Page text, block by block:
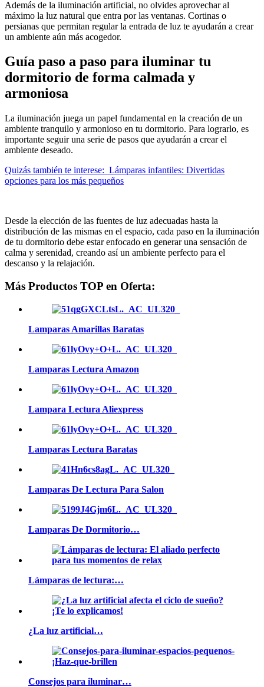
Además de la iluminación artificial, no olvides aprovechar al
máximo la luz natural que entra por las ventanas. Cortinas o
persianas que permitan regular la entrada de luz te ayudarán a crear
un ambiente aún más acogedor.
Guía paso a paso para iluminar tu
dormitorio de forma calmada y
armoniosa
La iluminación juega un papel fundamental en la creación de un
ambiente tranquilo y armonioso en tu dormitorio. Para lograrlo, es
importante seguir una serie de pasos que ayudarán a crear el
ambiente deseado.
Quizás también te interese: Lámparas infantiles: Divertidas
opciones para los más pequeños
Desde la elección de las fuentes de luz adecuadas hasta la
distribución de las mismas en el espacio, cada paso en la iluminación
de tu dormitorio debe estar enfocado en generar una sensación de
calma y serenidad, creando así un ambiente perfecto para el
descanso y la relajación.
Más Productos TOP en Oferta:
Lamparas Amarillas Baratas
Lamparas Lectura Amazon
Lampara Lectura Aliexpress
Lamparas Lectura Baratas
Lamparas De Lectura Para Salon
Lamparas De Dormitorio…
Lámparas de lectura:…
¿La luz artificial…
Consejos para iluminar…